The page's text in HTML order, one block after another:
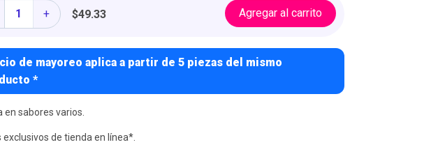
+ $49.33 Agregar al carrito
de mayoreo aplica a partir de 5 piezas del mismo
*
en sabores varios.
exclusivos de tienda en línea*.